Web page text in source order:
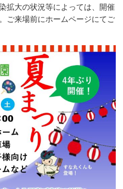
拡大の状況等によっては、開催
ご来場前にホームページにてご